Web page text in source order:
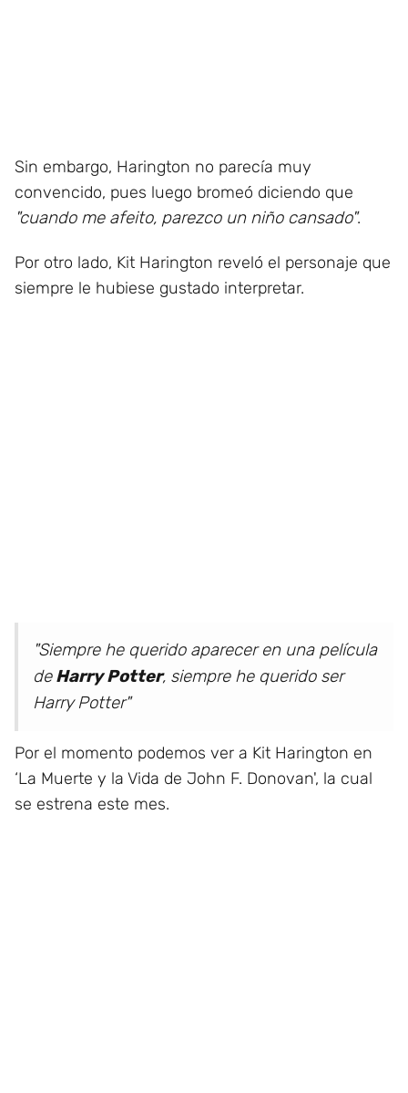
Sin embargo, Harington no parecía muy
convencido, pues luego bromeó diciendo que
"cuando me afeito, parezco un niño cansado".
Por otro lado, Kit Harington reveló el personaje que
siempre le hubiese gustado interpretar.
"Siempre he querido aparecer en una película
deHarry Potter, siempre he querido ser
Harry Potter"
Por el momento podemos ver a Kit Harington en
‘La Muerte y la Vida de John F. Donovan', la cual
se estrena este mes.